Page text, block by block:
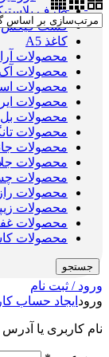
ظرف پلاستیکی 100
فست فیکس
کاغذ A5
محصولات
محصولات
محصولات
محصولات
محصولات بل
محصولات
محصولات
محصولات
محصولات
محصولات
محصولات
محصولات
محصولات
جستجو
ورود / ثبت نام
ورود ایجاد حساب
نام کاربری یا آدرس